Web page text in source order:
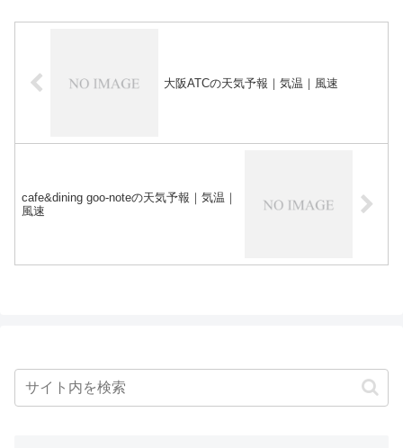
大阪ATCの天気予報｜気温｜風速
cafe&dining goo-noteの天気予報｜気温｜
風速